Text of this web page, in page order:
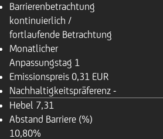
Barrierenbetrachtung
kontinuierlich /
fortlaufende Betrachtung
Monatlicher
Anpassungstag 1
Emissionspreis 0,31 EUR
Nachhaltigkeitspräferenz -
Hebel 7,31
Abstand Barriere (%)
10,80%